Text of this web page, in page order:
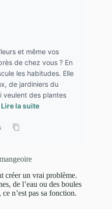
et même vos
de chez vous ? En
les habitudes. Elle
de jardiniers du
veulent des plantes
Lire la suite
·
créer un vrai problème.
de l’eau ou des boules
n’est pas sa fonction.